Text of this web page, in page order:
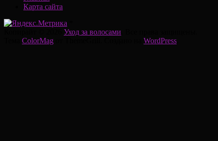
Карта сайта
Уход за волосами
ColorMag WordPress